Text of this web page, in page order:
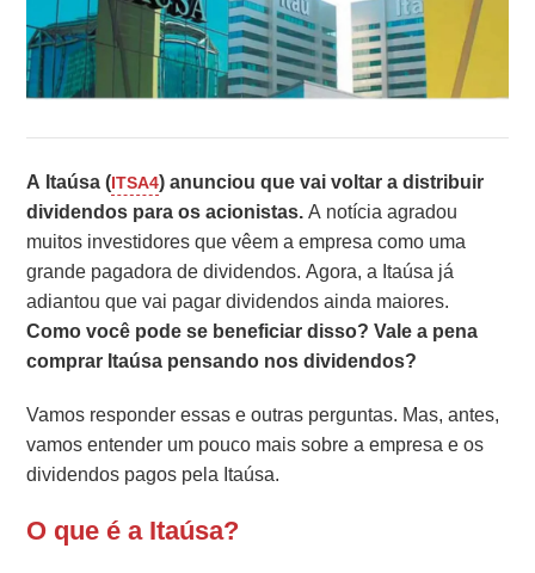
A Itaúsa (ITSA4) anunciou que vai voltar a distribuir
dividendos para os acionistas.A notícia agradou
muitos investidores que vêem a empresa como uma
grande pagadora de dividendos. Agora, a Itaúsa já
adiantou que vai pagar dividendos ainda maiores.
Como você pode se beneficiar disso? Vale a pena
comprar Itaúsa pensando nos dividendos?
Vamos responder essas e outras perguntas. Mas, antes,
vamos entender um pouco mais sobre a empresa e os
dividendos pagos pela Itaúsa.
O que é a Itaúsa?